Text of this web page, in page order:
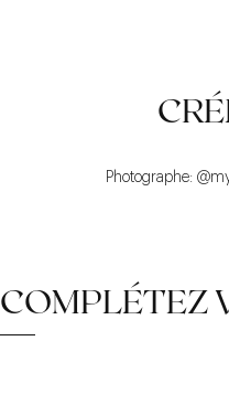
ÉLÉGANTE
Photographe:
COMPLÉTEZ